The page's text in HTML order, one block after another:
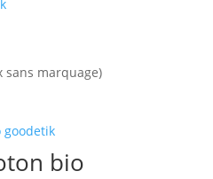
sans marquage)
bio